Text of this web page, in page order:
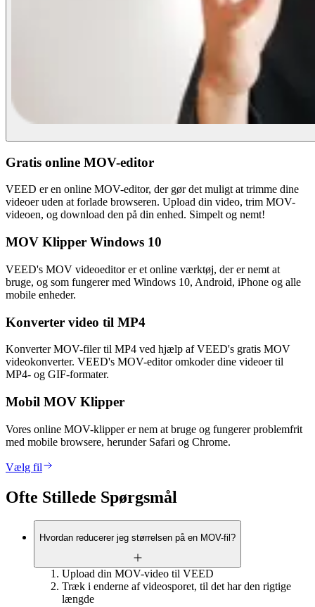
Gratis online MOV-editor
VEED er en online MOV-editor, der gør det muligt at trimme dine
videoer uden at forlade browseren. Upload din video, trim MOV-
videoen, og download den på din enhed. Simpelt og nemt!
MOV Klipper Windows 10
VEED's MOV videoeditor er et online værktøj, der er nemt at
bruge, og som fungerer med Windows 10, Android, iPhone og alle
mobile enheder.
Konverter video til MP4
Konverter MOV-filer til MP4 ved hjælp af VEED's gratis MOV
videokonverter. VEED's MOV-editor omkoder dine videoer til
MP4- og GIF-formater.
Mobil MOV Klipper
Vores online MOV-klipper er nem at bruge og fungerer problemfrit
med mobile browsere, herunder Safari og Chrome.
Vælg fil
Ofte Stillede Spørgsmål
Hvordan reducerer jeg størrelsen på en MOV-fil?
Upload din MOV-video til VEED
Træk i enderne af videosporet, til det har den rigtige
længde